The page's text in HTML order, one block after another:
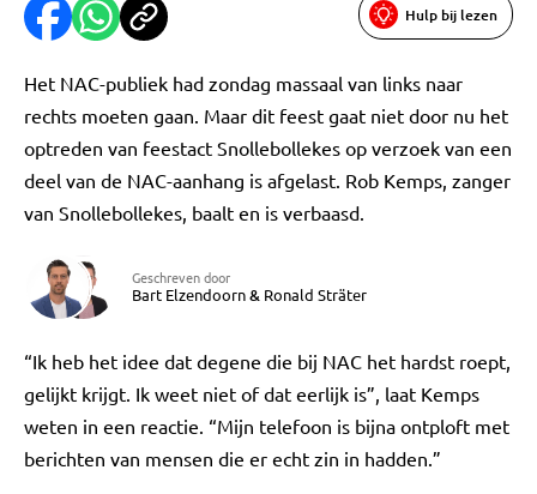
Hulp bij lezen
Het NAC-publiek had zondag massaal van links naar
rechts moeten gaan. Maar dit feest gaat niet door nu het
optreden van feestact Snollebollekes op verzoek van een
deel van de NAC-aanhang is afgelast. Rob Kemps, zanger
van Snollebollekes, baalt en is verbaasd.
Geschreven door
Bart Elzendoorn& Ronald Sträter
“Ik heb het idee dat degene die bij NAC het hardst roept,
gelijkt krijgt. Ik weet niet of dat eerlijk is”, laat Kemps
weten in een reactie. “Mijn telefoon is bijna ontploft met
berichten van mensen die er echt zin in hadden.”